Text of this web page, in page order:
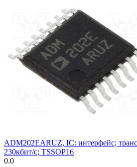
ADM202EARUZ, IC: интерфейс;
230кбит/с; TSSOP16
0.0